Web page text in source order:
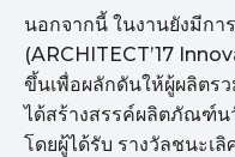
นอกจากนี้ ในงานยังมีกา
(ARCHITECT’17
ขึ้นเพื่อผลักดันให้ผู้ผลิตร
ได้สร้างสรรค์ผลิตภัณฑ์น
โดยผู้ได้รับ รางวัลชนะเ